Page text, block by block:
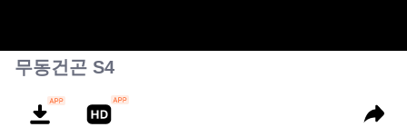
무동건곤 S4